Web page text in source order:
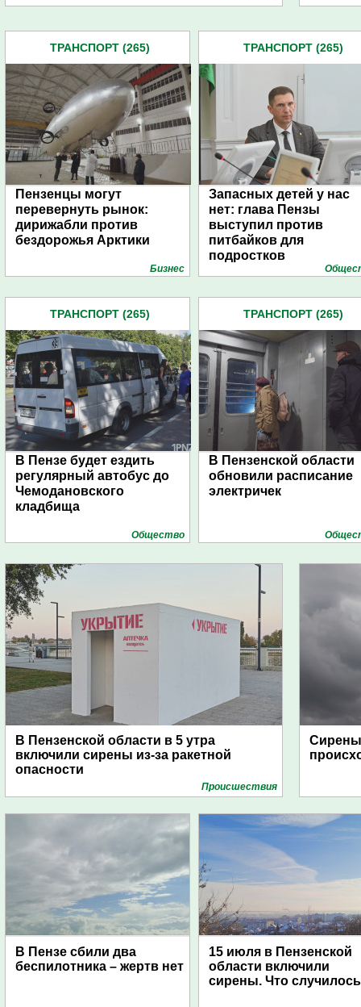
ТРАНСПОРТ (265)
Пензенцы могут
перевернуть рынок:
дирижабли против
бездорожья Арктики
Бизнес
ТРАНСПОРТ (265)
Запасных детей у нас
нет: глава Пензы
выступил против
питбайков для
подростков
ТРАНСПОРТ (265)
В Пензе будет ездить
регулярный автобус до
Чемодановского
кладбища
Общество
ТРАНСПОРТ (265)
В Пензенской области
обновили расписание
электричек
В Пензенской области в 5 утра
включили сирены из-за ракетной
опасности
Проиcшествия
Сирены
В Пензе сбили два
беспилотника – жертв нет
15 июля в Пензенской
области включили
сирены. Что